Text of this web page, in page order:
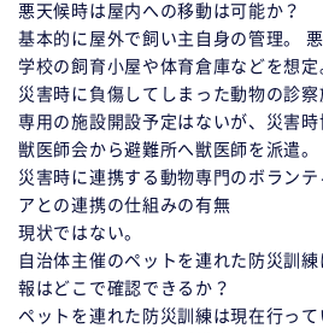
悪天候時は屋内への移動は可能か？
基本的に屋外で飼い主自身の管理。
学校の飼育小屋や体育倉庫などを想定
災害時に負傷してしまった動物の診
専用の施設開設予定はないが、災害
獣医師会から避難所へ獣医師を派遣。
災害時に連携する動物専門のボラン
アとの連携の仕組みの有無
現状ではない。
自治体主催のペットを連れた防災訓
報はどこで確認できるか？
ペットを連れた防災訓練は現在行っ